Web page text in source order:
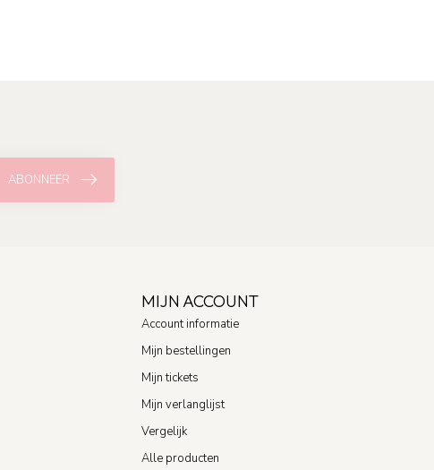
ABONNEER
MIJN ACCOUNT
Account informatie
Mijn bestellingen
Mijn tickets
Mijn verlanglijst
Vergelijk
Alle producten